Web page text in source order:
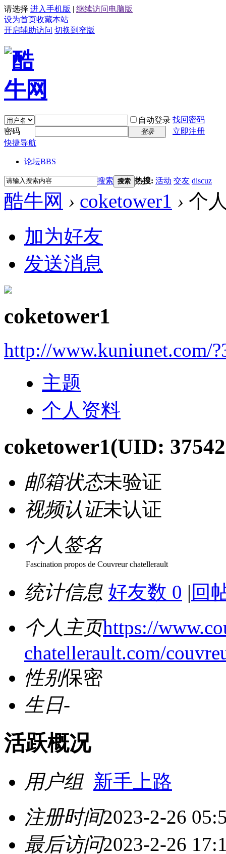
请选择 进入手机版 | 继续访问电脑版
设为首页收藏本站
开启辅助访问 切换到窄版
自动登录 找回密码
密码
登录
立即注册
快捷导航
论坛BBS
搜索 搜索 热搜: 活动 交友 discuz
酷牛网 › coketower1 › 个
加为好友
发送消息
coketower1
http://www.kuniunet.com/
主题
个人资料
coketower1(UID:
邮箱状态未验证
视频认证未认证
个人签名
Fascination propos de Couvreur chatellerault
统计信息 好友数 0 | 回
个人主页https://
chatellerault.com/
性别保密
生日-
活跃概况
用户组 新手上路
注册时间2023-2-26
最后访问2023-2-26